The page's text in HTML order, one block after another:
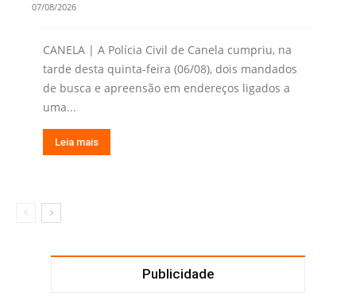
07/08/2026
CANELA | A Polícia Civil de Canela cumpriu, na
tarde desta quinta-feira (06/08), dois mandados
de busca e apreensão em endereços ligados a
uma...
Leia mais
Publicidade